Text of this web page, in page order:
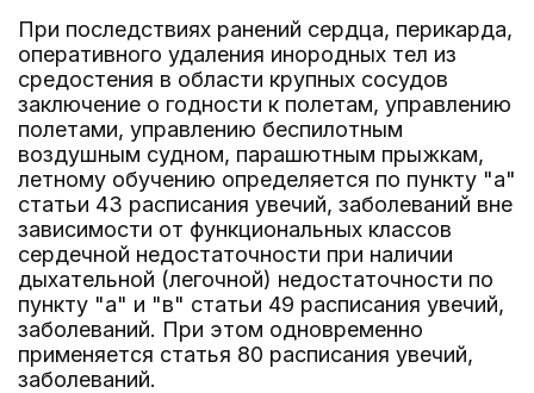
При последствиях ранений сердца, перикарда,
оперативного удаления инородных тел из
средостения в области крупных сосудов
заключение о годности к полетам, управлению
полетами, управлению беспилотным
воздушным судном, парашютным прыжкам,
летному обучению определяется по пункту "а"
статьи 43 расписания увечий, заболеваний вне
зависимости от функциональных классов
сердечной недостаточности при наличии
дыхательной (легочной) недостаточности по
пункту "а" и "в" статьи 49 расписания увечий,
заболеваний. При этом одновременно
применяется статья 80 расписания увечий,
заболеваний.